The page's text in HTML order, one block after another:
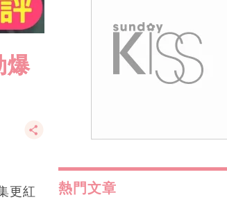
爆
更紅
熱門文章